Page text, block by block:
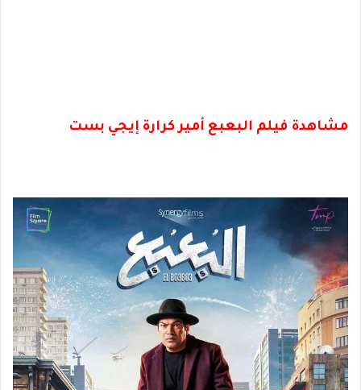
مشاهدة فيلم البعبع أمير كرارة إيجي بست